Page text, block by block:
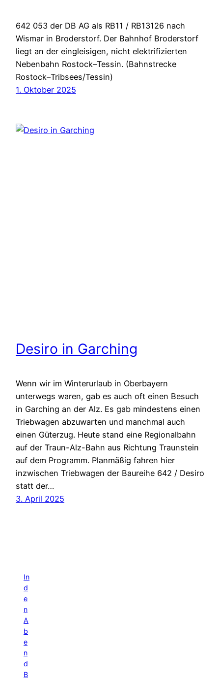
642 053 der DB AG als RB11 / RB13126 nach
Wismar in Broderstorf. Der Bahnhof Broderstorf
liegt an der eingleisigen, nicht elektrifizierten
Nebenbahn Rostock–Tessin. (Bahnstrecke
Rostock–Tribsees/Tessin)
1. Oktober 2025
Desiro in Garching
Wenn wir im Winterurlaub in Oberbayern
unterwegs waren, gab es auch oft einen Besuch
in Garching an der Alz. Es gab mindestens einen
Triebwagen abzuwarten und manchmal auch
einen Güterzug. Heute stand eine Regionalbahn
auf der Traun-Alz-Bahn aus Richtung Traunstein
auf dem Programm. Planmäßig fahren hier
inzwischen Triebwagen der Baureihe 642 / Desiro
statt der…
3. April 2025
In
d
e
n
A
b
e
n
d
B